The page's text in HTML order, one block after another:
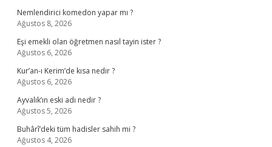
Nemlendirici komedon yapar mı ?
Ağustos 8, 2026
Eşi emekli olan öğretmen nasıl tayin ister ?
Ağustos 6, 2026
Kur’an-ı Kerim’de kısa nedir ?
Ağustos 6, 2026
Ayvalık’ın eski adı nedir ?
Ağustos 5, 2026
Buhârî’deki tüm hadisler sahih mi ?
Ağustos 4, 2026